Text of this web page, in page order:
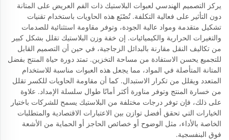
يركز التصميم الهندسي لعبوات البلاستيك ذات الفم العريض على المتانة
دون التأثير على فعالية التكلفة. تُصْنَع هذه الحاويات باستخدام تقنيات
تشكيل متقدمة ومواد عالية الجودة، وتوفر مقاومة استثنائية للصدمات
والتغيرات الحرارية والكيميائيات. إن خفة وزن البلاستيك تقلل بشكل كبير
من تكاليف النقل مقارنة بالبدائل الزجاجية، في حين أن التصميم القابل
للتجميع يحسن الاستفادة من مساحة التخزين. تمتد دورة حياة المنتج بفضل
المتانة المتأصلة في المواد، مما يجعل هذه العبوات مناسبة للاستخدام
المتعدد ويقلل من تكرار الاستبدال. كما أن مقاومة الحاويات للكسر تقلل
من خسارة المنتج وتوفر مناورة أكثر أمانًا طوال سلسلة الإمداد. علاوة
على ذلك، فإن توفر درجات مختلفة من البلاستيك يسمح للشركات باختيار
الخيارات التي تحقق أفضل توازن بين الاعتبارات الاقتصادية والمتطلبات
الخاصة بالأداء، مثل الوضوح أو خصائص الحاجز أو الحماية من الأشعة
فوق البنفسجية.